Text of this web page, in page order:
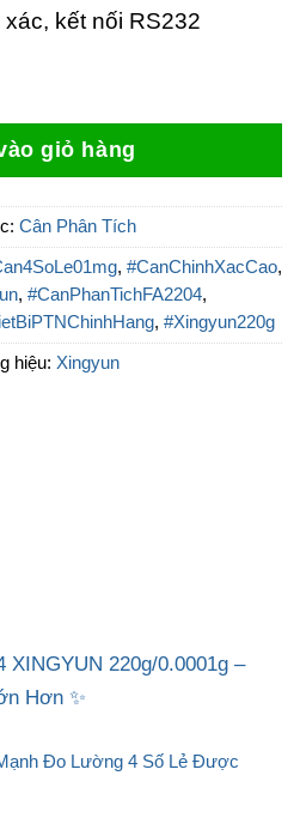
kết nối RS232
XINGYUN 220g/0.0001g – 4
giỏ hàng
Cân Phân Tích
, #CanChinhXacCao,
, #CanPhanTichFA2204,
, #Xingyun220g
hiệu: Xingyun
XINGYUN 220g/0.0001g –
Hơn ✨
Đo Lường 4 Số Lẻ Được